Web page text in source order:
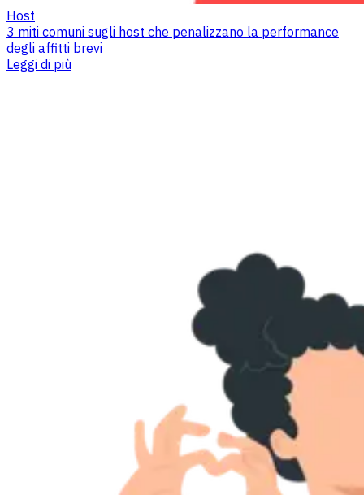
Host
3 miti comuni sugli host che penalizzano la performance
degli affitti brevi
Leggi di più